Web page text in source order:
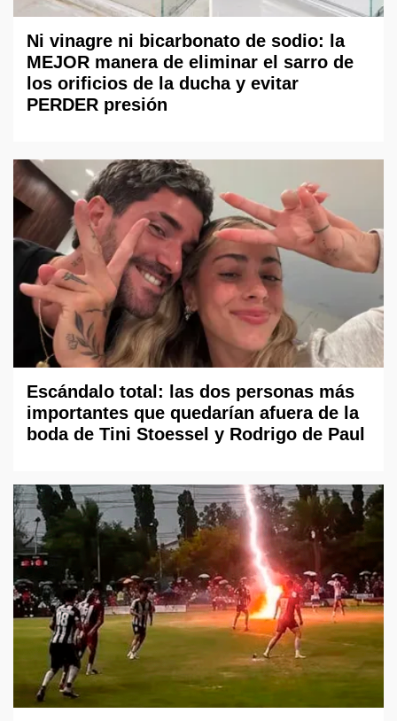
Ni vinagre ni bicarbonato de sodio: la
MEJOR manera de eliminar el sarro de
los orificios de la ducha y evitar
PERDER presión
Escándalo total: las dos personas más
importantes que quedarían afuera de la
boda de Tini Stoessel y Rodrigo de Paul